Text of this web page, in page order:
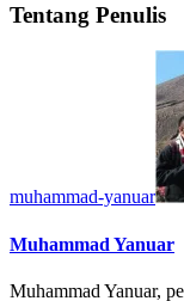
Tentang Penulis
muhammad-yanuar
Muhammad Yanuar
Muhammad Yanuar,